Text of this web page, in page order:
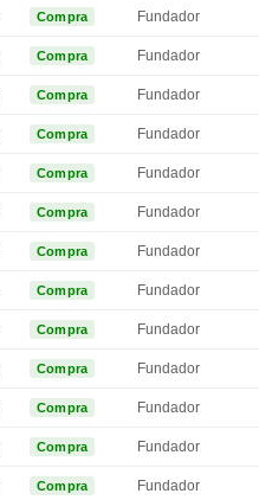
Compra Fundador
Compra Fundador
Compra Fundador
Compra Fundador
Compra Fundador
Compra Fundador
Compra Fundador
Compra Fundador
Compra Fundador
Compra Fundador
Compra Fundador
Compra Fundador
Compra Fundador